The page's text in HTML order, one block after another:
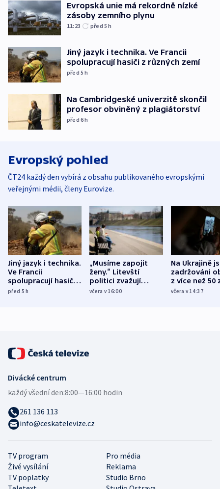
Evropská unie má rekordně nízké
zásoby zemního plynu
11:23 před 5h
Jiný jazyk i technika. Ve Francii
spolupracují hasiči z různých zemí
před 5h
Na Cambridgeské univerzitě skončil
profesor obviněný z plagiátorství
před 6h
Evropský pohled
ČT24 každý den vybírá z obsahu publikovaného evropskými
veřejnými médii, členy Eurovize.
Jiný jazyk i technika.
Ve Francii
spolupracují hasiči z
různých zemí
před 5h
„Musíme zapojit
ženy.“ Litevští
politici zvažují
dohodu o
včera v 16:00
Na Ukrajině
zadržováni
z více než 50
Bojovali na
včera v 14:37
TV program
Pro média
Živé vysílání
Reklama
TV poplatky
Studio Brno
Divácké centrum
každý všední den:8:00—16:00 hodin
261 136 113
info@ceskatelevize.cz